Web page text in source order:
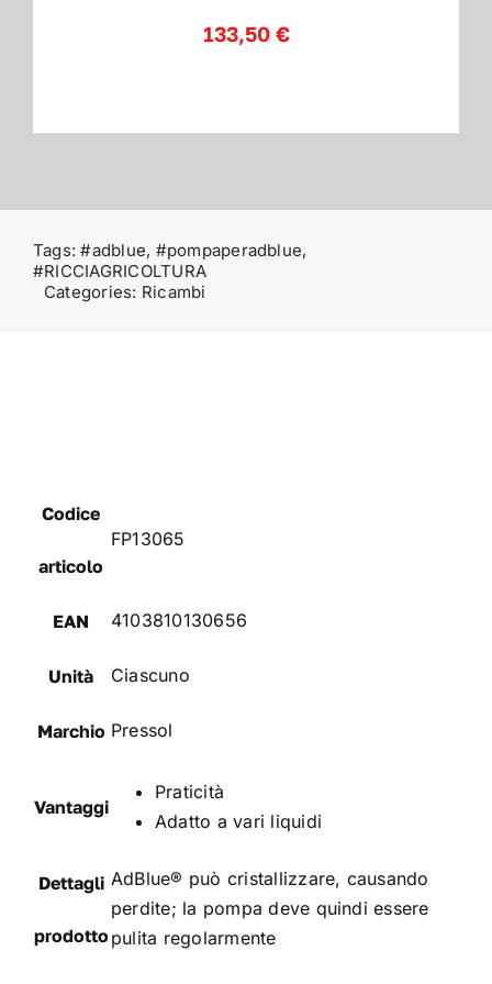
133,50 €
Tags:#adblue, #pompaperadblue,
#RICCIAGRICOLTURA
Categories: Ricambi
Codice
articolo
FP13065
EAN 4103810130656
Unità Ciascuno
Marchio Pressol
Vantaggi
Praticità
Adatto a vari liquidi
Dettagli
prodotto
AdBlue® può cristallizzare, causando
perdite; la pompa deve quindi essere
pulita regolarmente